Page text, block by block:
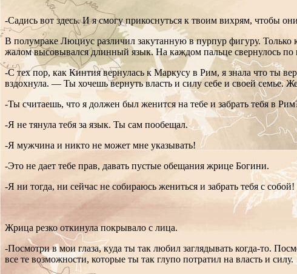
-Садись вот здесь. И я смогу прикоснуться к твоим вихрям, чтобы
В полумраке Люциус различил закутанную в пурпур фигуру.
жалом высовывался длинный язык. На каждом пальце свернулось
-С тех пор, как Кинтия вернулась к Маркусу в Рим, я знала что ты
вздохнула. — Ты хочешь вернуть власть и силу себе и своей семье.
-Ты считаешь, что я должен был женится на тебе и забрать тебя в
-Я не тянула тебя за язык. Ты сам пообещал.
-Я мужчина и никто не может мне указывать!
-Это не дает тебе прав, давать пустые обещания жрице Богини.
-Я ни тогда, ни сейчас не собираюсь жениться и забрать тебя с собой!
Жрица резко откинула покрывало с лица.
-Посмотри в мои глаза, куда ты так любил заглядывать когда-то.
все те возможности, которые ты так глупо потратил на власть и силу.